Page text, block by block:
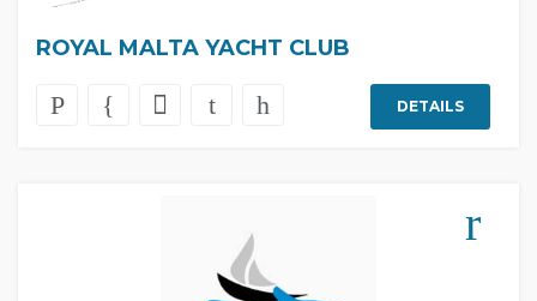
ROYAL MALTA YACHT CLUB
DETAILS